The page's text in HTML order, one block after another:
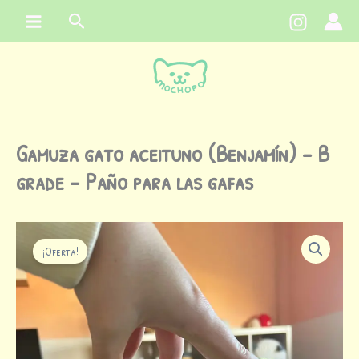
Buscar
Gamuza gato aceituno (Benjamín) – B
grade – Paño para las gafas
¡Oferta!
El
precio
original
era:
precio
es:
gato
aceituno
(Benjamín)
-
grade